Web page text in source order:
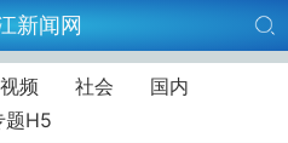
新闻网
视频 社会
国内
题H5